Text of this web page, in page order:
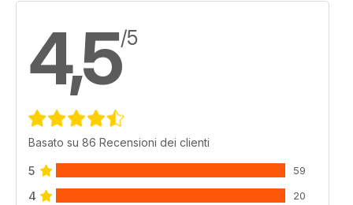
4,5/5
Basato su 86 Recensioni dei clienti
5 59
4 20